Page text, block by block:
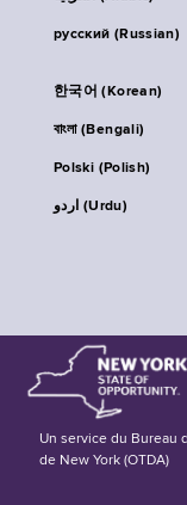
русский (Russian)
한국어 (Korean)
বাংলা (Bengali)
Polski (Polish)
اردو (Urdu)
Un service du Bureau
de New York (OTDA)